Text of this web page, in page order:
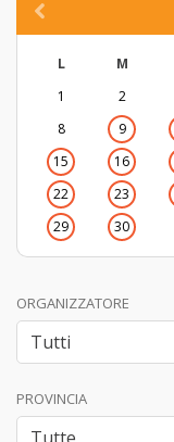
L M
1
2
8
9
15
16
22
23
29
30
ORGANIZZATORE
PROVINCIA